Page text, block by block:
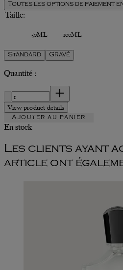
Toutes les options de paiement
Taille:
50ML 100ML
Standard Gravé
Quantité :
Quantité :
View product details
Ajouter au panier
En stock
Les clients ayant
article ont